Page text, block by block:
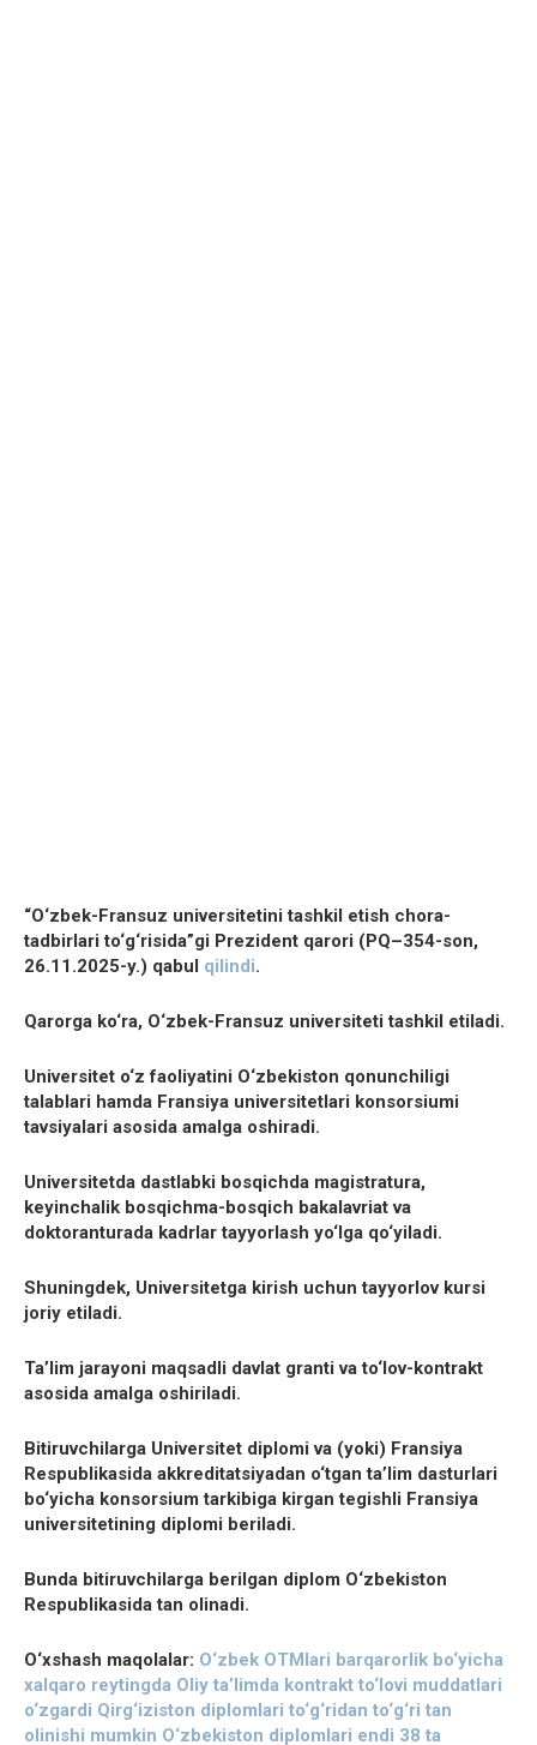
“O‘zbek-Fransuz universitetini tashkil etish chora-
tadbirlari to‘g‘risida”gi Prezident qarori (PQ–354-son,
26.11.2025-y.) qabul qilindi.
Qarorga ko‘ra, O‘zbek-Fransuz universiteti tashkil etiladi.
Universitet o‘z faoliyatini O‘zbekiston qonunchiligi
talablari hamda Fransiya universitetlari konsorsiumi
tavsiyalari asosida amalga oshiradi.
Universitetda dastlabki bosqichda magistratura,
keyinchalik bosqichma-bosqich bakalavriat va
doktoranturada kadrlar tayyorlash yo‘lga qo‘yiladi.
Shuningdek, Universitetga kirish uchun tayyorlov kursi
joriy etiladi.
Ta’lim jarayoni maqsadli davlat granti va to‘lov-kontrakt
asosida amalga oshiriladi.
Bitiruvchilarga Universitet diplomi va (yoki) Fransiya
Respublikasida akkreditatsiyadan o‘tgan ta’lim dasturlari
bo‘yicha konsorsium tarkibiga kirgan tegishli Fransiya
universitetining diplomi beriladi.
Bunda bitiruvchilarga berilgan diplom O‘zbekiston
Respublikasida tan olinadi.
O‘xshash maqolalar: O‘zbek OTMlari barqarorlik bo‘yicha
xalqaro reytingda Oliy ta’limda kontrakt to‘lovi muddatlari
o‘zgardi Qirg‘iziston diplomlari to‘g‘ridan to‘g‘ri tan
olinishi mumkin O‘zbekiston diplomlari endi 38 ta